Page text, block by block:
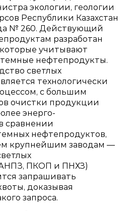
экологии, геологии
Республики Казахстан
№ 260. Действующий
разработан
учитывают
нефтепродукты.
светлых
технологически
с большим
очистки продукции
энерго‑
сравнении
нефтепродуктов,
крупнейшим заводам —
ПКОП и ПНХЗ)
запрашивать
доказывая
запроса.